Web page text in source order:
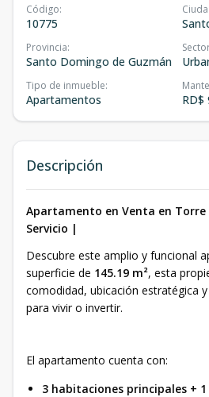
Código:
10775
Provincia:
Santo Domingo de Guzmán
Tipo de inmueble:
Apartamentos RD$
Descripción
Apartamento en Venta en Torre
Servicio |
Descubre este amplio y funcional
superficie de 145.19 m², esta
comodidad, ubicación estratégica
para vivir o invertir.
El apartamento cuenta con:
3 habitaciones principales + 1